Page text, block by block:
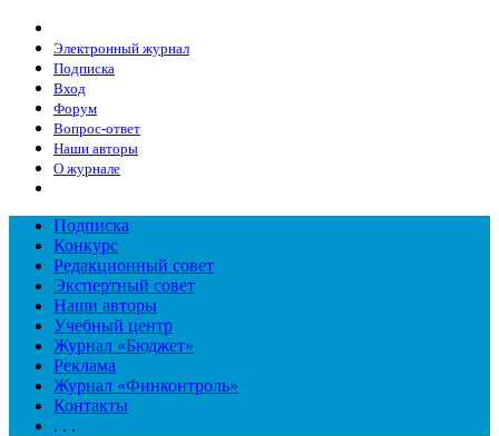
Электронный журнал
Подписка
Вход
Форум
Вопрос-ответ
Наши авторы
О журнале
Подписка
Конкурс
Редакционный совет
Экспертный совет
Наши авторы
Учебный центр
Журнал «Бюджет»
Реклама
Журнал «Финконтроль»
Контакты
. . .